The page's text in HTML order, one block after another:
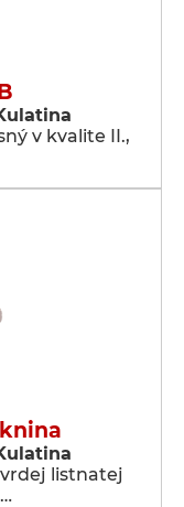
v kvalite II.,
listnatej